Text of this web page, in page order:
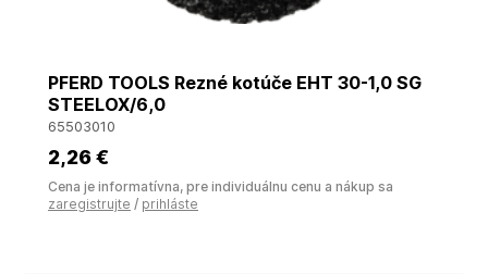
PFERD TOOLS Rezné kotúče EHT 30-1,0 SG
STEELOX/6,0
65503010
2,26 €
Cena je informatívna, pre individuálnu cenu a nákup sa
zaregistrujte / prihláste